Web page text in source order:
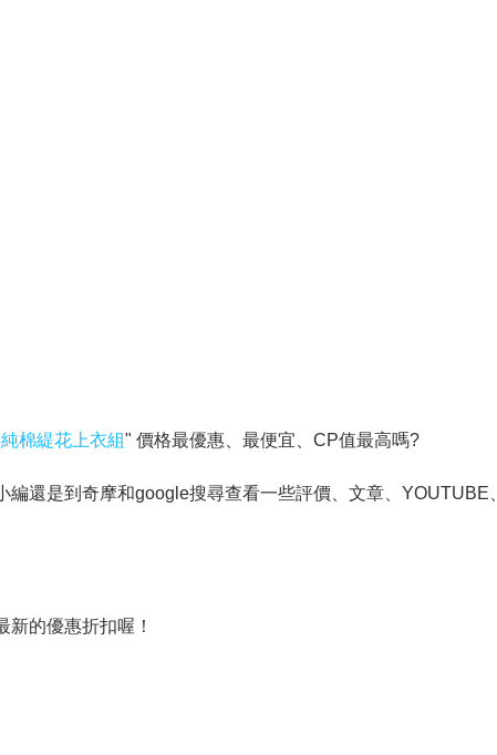
棉緹花上衣組" 價格最優惠、最便宜、CP值最高嗎?
還是到奇摩和google搜尋查看一些評價、文章、YOUTUBE
的優惠折扣喔！